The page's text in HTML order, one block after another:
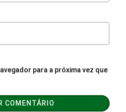
para a próxima vez que